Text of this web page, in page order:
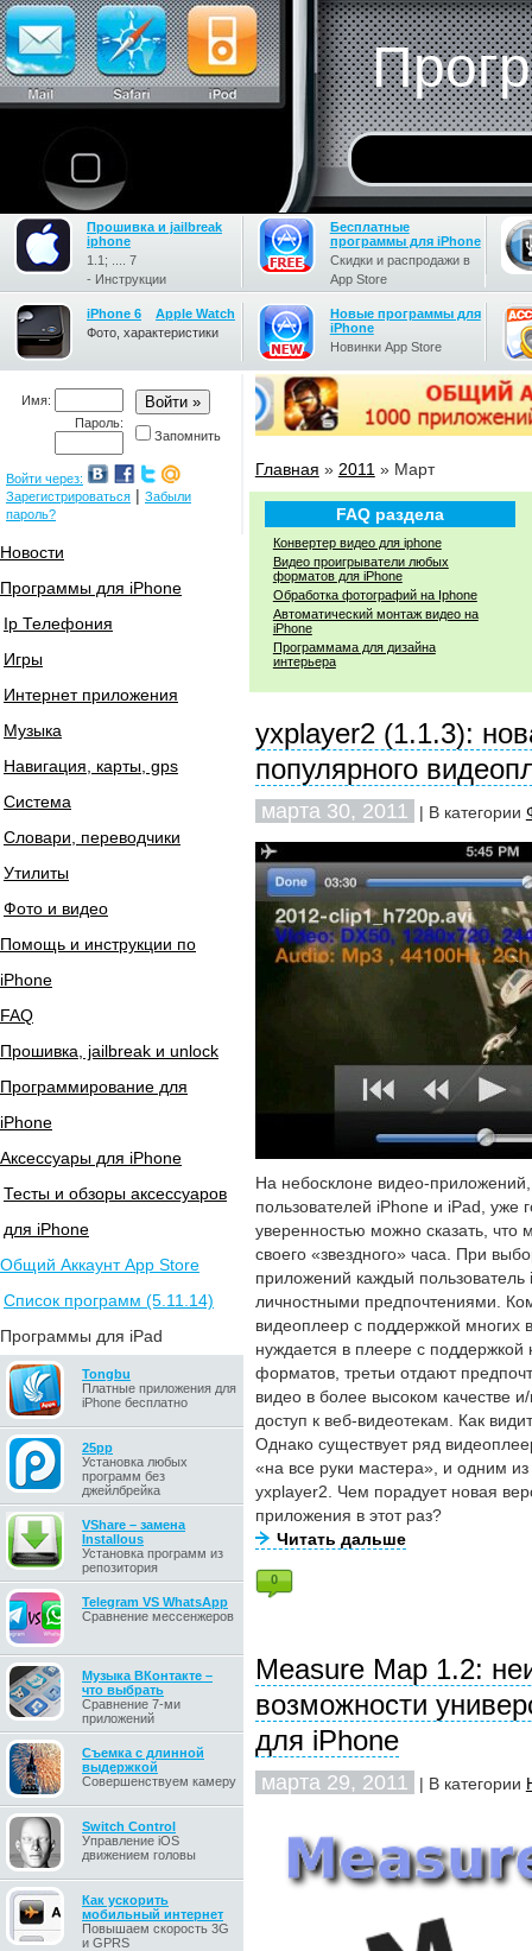
Прошивка и jailbreak
iphone
1.1; .... 7
- Инструкции
Бесплатные
программы для iPhone
Скидки и распродажи в
App Store
iPhone 6
Apple Watch
Фото, характеристики
Новые программы для
iPhone
Новинки App Store
Имя:
Пароль:
Запомнить
Войти через:
Зарегистрироваться | Забыли
пароль?
Новости
Программы для iPhone
Ip Телефония
Игры
Интернет приложения
Музыка
Навигация, карты, gps
Система
Словари, переводчики
Утилиты
Фото и видео
Помощь и инструкции по
iPhone
FAQ
Прошивка, jailbreak и unlock
Программирование для
iPhone
Аксессуары для iPhone
Тесты и обзоры аксессуаров
для iPhone
Общий Аккаунт App Store
Список программ (5.11.14)
Программы для iPad
Tongbu
Платные приложения для
iPhone бесплатно
25pp
Установка любых
программ без
джейлбрейка
VShare – замена
Installous
Установка программ из
репозитория
Telegram VS WhatsApp
Сравнение мессенжеров
Музыка ВКонтакте –
что выбрать
Сравнение 7-ми
приложений
Съемка с длинной
выдержкой
Совершенствуем камеру
Switch Control
Управление iOS
движением головы
Как ускорить
мобильный интернет
Повышаем скорость 3G
и GPRS
Главная » 2011 » Март
FAQ раздела
Конвертер видео для iphone
Видео проигрыватели любых
форматов для iPhone
Обработка фотографий на Iphone
Автоматический монтаж видео на
iPhone
Программама для дизайна
интерьера
yxplayer2 (1.1.3):
популярного
марта 30, 2011 | В категории
На небосклоне видео-
пользователей iPhone и iPad, уже
уверенностью можно сказать,
своего «звездного» часа. При
приложений каждый пользователь
личностными предпочтениями.
видеоплеер с поддержкой многих
нуждается в плеере с поддержкой
форматов, третьи отдают
видео в более высоком качестве
доступ к веб-видеотекам. Как
Однако существует ряд
«на все руки мастера», и одним
yxplayer2. Чем порадует новая
приложения в этот раз?
Читать дальше
0
Measure Map 1.2:
возможности
для iPhone
марта 29, 2011 | В категории